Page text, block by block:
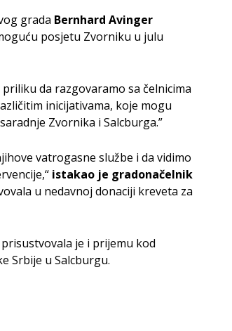
grada Bernhard Avinger
posjetu Zvorniku u julu
da razgovaramo sa čelnicima
inicijativama, koje mogu
Zvornika i Salcburga.”
vatrogasne službe i da vidimo
istakao je gradonačelnik
u nedavnoj donaciji kreveta za
je i prijemu kod
Srbije u Salcburgu.